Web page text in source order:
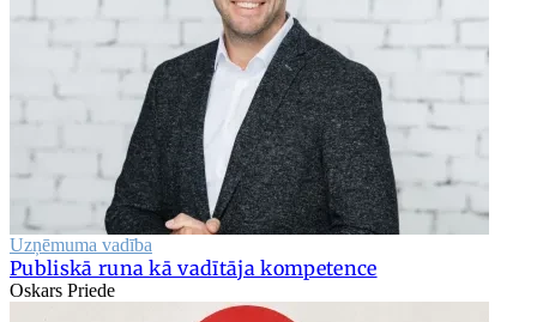
Uzņēmuma vadība
Publiskā runa kā vadītāja kompetence
Oskars Priede